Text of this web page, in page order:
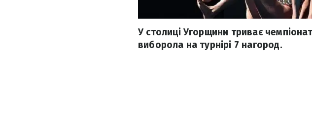
У столиці Угорщини триває
виборола на турнірі 7 нагород.